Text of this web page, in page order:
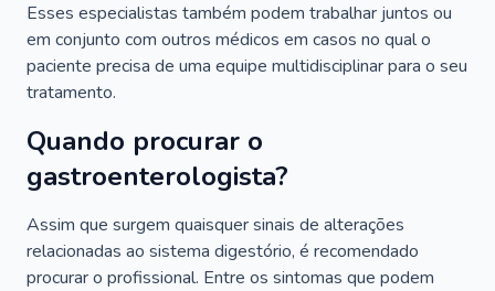
Esses especialistas também podem trabalhar juntos ou
em conjunto com outros médicos em casos no qual o
paciente precisa de uma equipe multidisciplinar para o seu
tratamento.
Quando procurar o
gastroenterologista?
Assim que surgem quaisquer sinais de alterações
relacionadas ao sistema digestório, é recomendado
procurar o profissional. Entre os sintomas que podem